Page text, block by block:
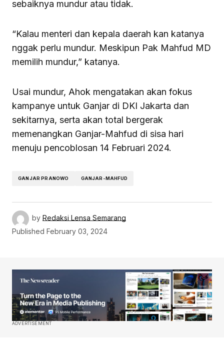
sebaiknya mundur atau tidak.
“Kalau menteri dan kepala daerah kan katanya
nggak perlu mundur. Meskipun Pak Mahfud MD
memilih mundur,” katanya.
Usai mundur, Ahok mengatakan akan fokus
kampanye untuk Ganjar di DKI Jakarta dan
sekitarnya, serta akan total bergerak
memenangkan Ganjar-Mahfud di sisa hari
menuju pencoblosan 14 Februari 2024.
GANJAR PRANOWO GANJAR-MAHFUD
by Redaksi Lensa Semarang
Published February 03, 2024
ADVERTISEMENT